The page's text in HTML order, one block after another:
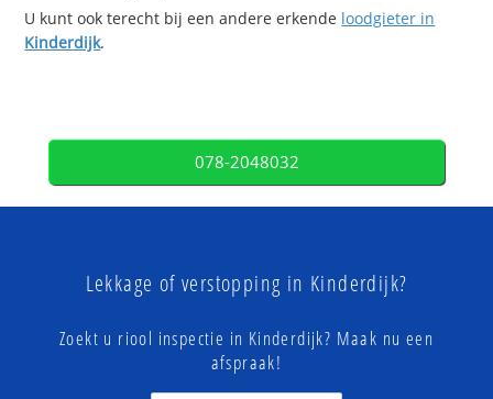
U kunt ook terecht bij een andere erkende loodgieter in
Kinderdijk.
078-2048032
Lekkage of verstopping in Kinderdijk?
Zoekt u riool inspectie in Kinderdijk? Maak nu een
afspraak!